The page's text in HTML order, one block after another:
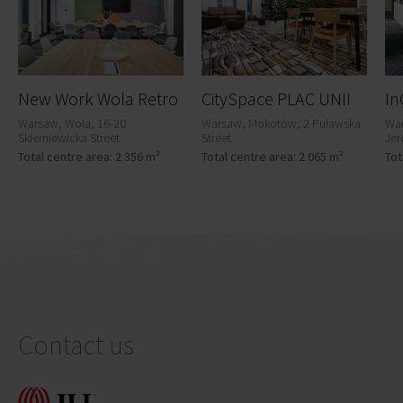
New Work Wola Retro
Warsaw, Wola, 16-20
Skierniewicka Street
Total centre area: 2 356 m²
CitySpace PLAC UNII
Warsaw, Mokotów, 2 Puławska
Street
Total centre area: 2 065 m²
Contact us